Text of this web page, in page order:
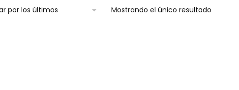
Mostrando el único resultado